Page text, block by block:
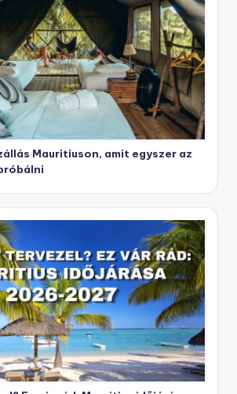
Mauritiuson, amit egyszer az